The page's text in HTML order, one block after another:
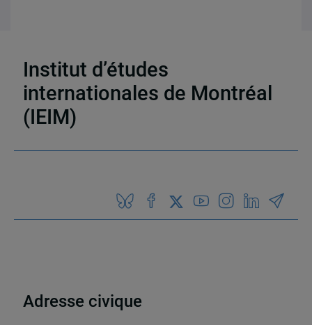
22 résultats
Institut d’études
internationales de Montréal
(IEIM)
Adresse civique